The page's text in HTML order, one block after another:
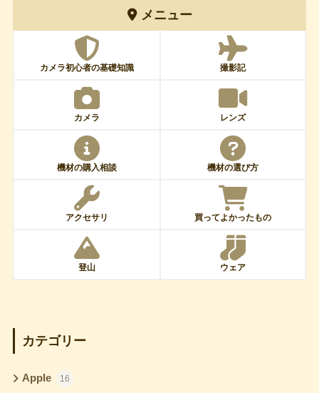
メニュー
カメラ初心者の基礎知識 撮影記
カメラ レンズ
機材の購入相談 機材の選び方
アクセサリ 買ってよかったもの
登山 ウェア
カテゴリー
Apple 16